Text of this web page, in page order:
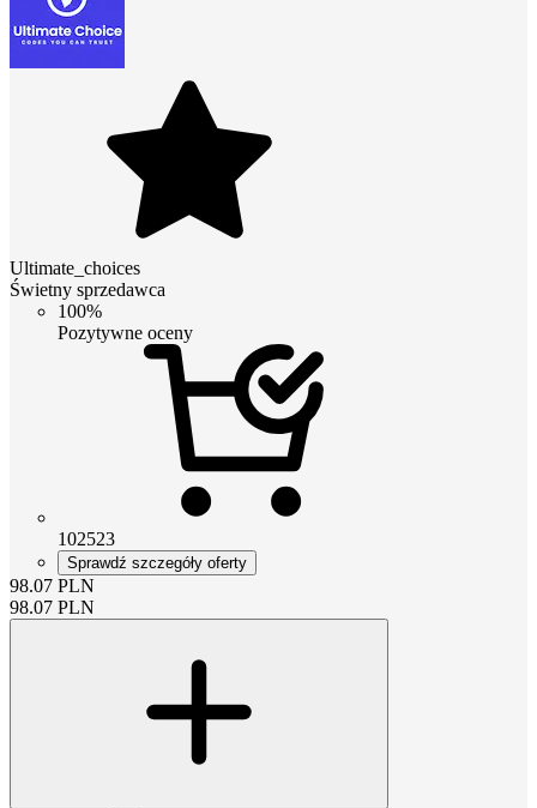
Ultimate_choices
Świetny sprzedawca
100%
Pozytywne oceny
102523
Sprawdź szczegóły oferty
98.07 PLN
98.07 PLN